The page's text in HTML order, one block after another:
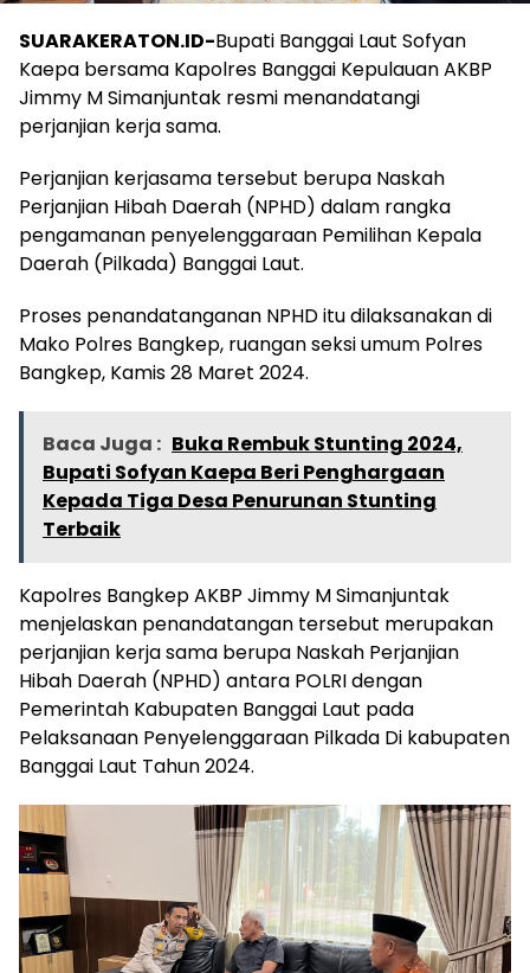
SUARAKERATON.ID-Bupati Banggai Laut Sofyan
Kaepa bersama Kapolres Banggai Kepulauan AKBP
Jimmy M Simanjuntak resmi menandatangi
perjanjian kerja sama.
Perjanjian kerjasama tersebut berupa Naskah
Perjanjian Hibah Daerah (NPHD) dalam rangka
pengamanan penyelenggaraan Pemilihan Kepala
Daerah (Pilkada) Banggai Laut.
Proses penandatanganan NPHD itu dilaksanakan di
Mako Polres Bangkep, ruangan seksi umum Polres
Bangkep, Kamis 28 Maret 2024.
Baca Juga : Buka Rembuk Stunting 2024,
Bupati Sofyan Kaepa Beri Penghargaan
Kepada Tiga Desa Penurunan Stunting
Terbaik
Kapolres Bangkep AKBP Jimmy M Simanjuntak
menjelaskan penandatangan tersebut merupakan
perjanjian kerja sama berupa Naskah Perjanjian
Hibah Daerah (NPHD) antara POLRI dengan
Pemerintah Kabupaten Banggai Laut pada
Pelaksanaan Penyelenggaraan Pilkada Di kabupaten
Banggai Laut Tahun 2024.